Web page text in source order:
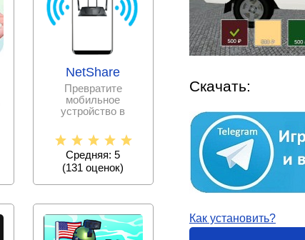
Скачать:
Как установить?
NetShare
Превратите
мобильное
устройство в
с раздачей Wi fi
соединения.
Средняя: 5
(131 оценок)